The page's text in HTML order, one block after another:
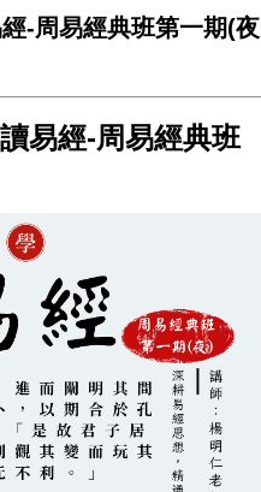
-周易經典班第一期(夜
易經-周易經典班